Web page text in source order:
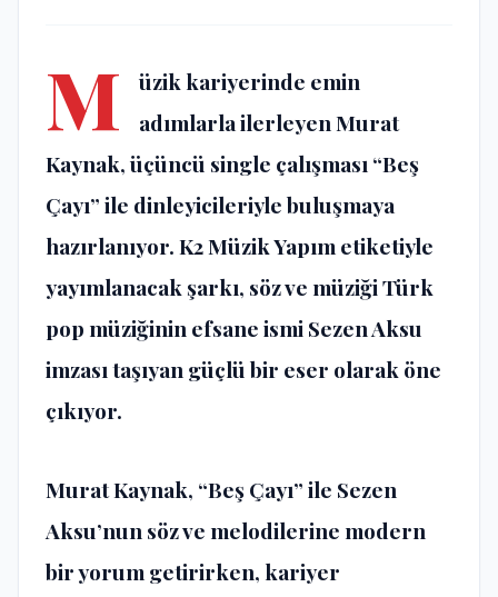
M
üzik kariyerinde emin
adımlarla ilerleyen Murat
Kaynak, üçüncü single çalışması “Beş
Çayı” ile dinleyicileriyle buluşmaya
hazırlanıyor. K2 Müzik Yapım etiketiyle
yayımlanacak şarkı, söz ve müziği Türk
pop müziğinin efsane ismi Sezen Aksu
imzası taşıyan güçlü bir eser olarak öne
çıkıyor.
Murat Kaynak, “Beş Çayı” ile Sezen
Aksu’nun söz ve melodilerine modern
bir yorum getirirken, kariyer